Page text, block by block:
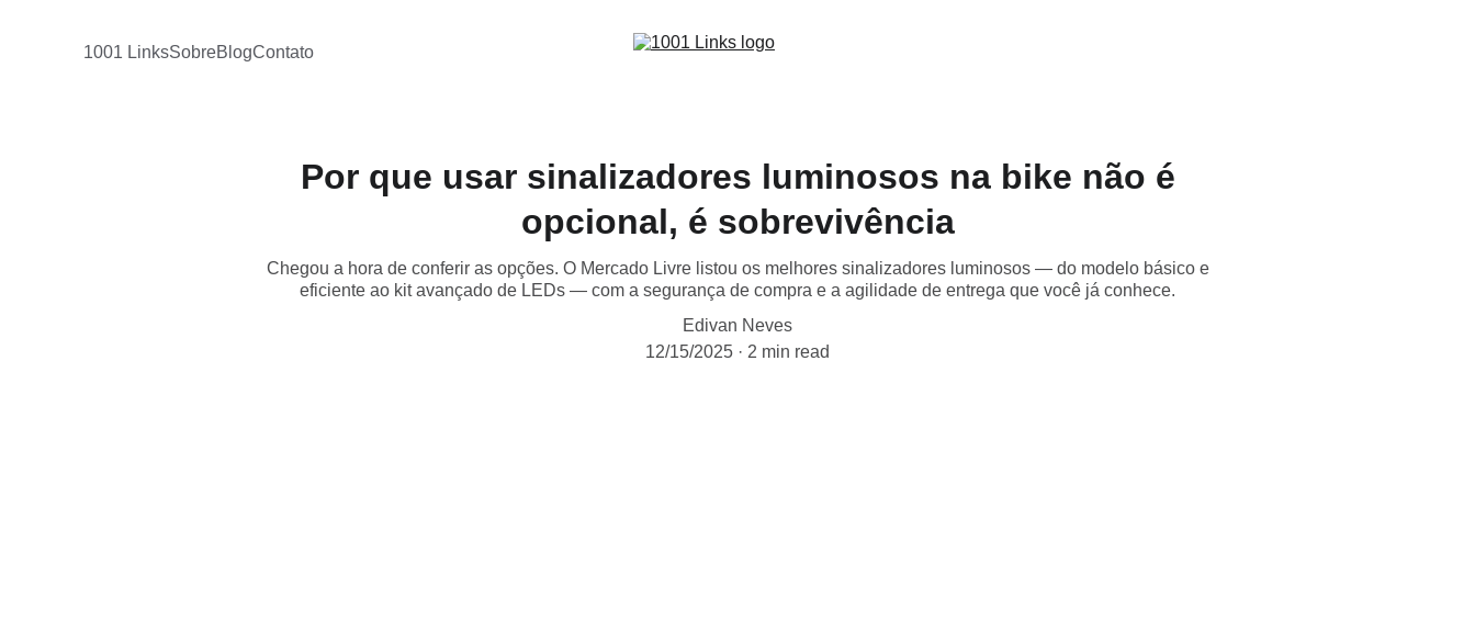
1001 LinksSobreBlogContato
Por que usar sinalizadores luminosos na bike não é
opcional, é sobrevivência
Chegou a hora de conferir as opções. O Mercado Livre listou os melhores sinalizadores luminosos — do modelo básico e
eficiente ao kit avançado de LEDs — com a segurança de compra e a agilidade de entrega que você já conhece.
Edivan Neves
12/15/2025
2 min read